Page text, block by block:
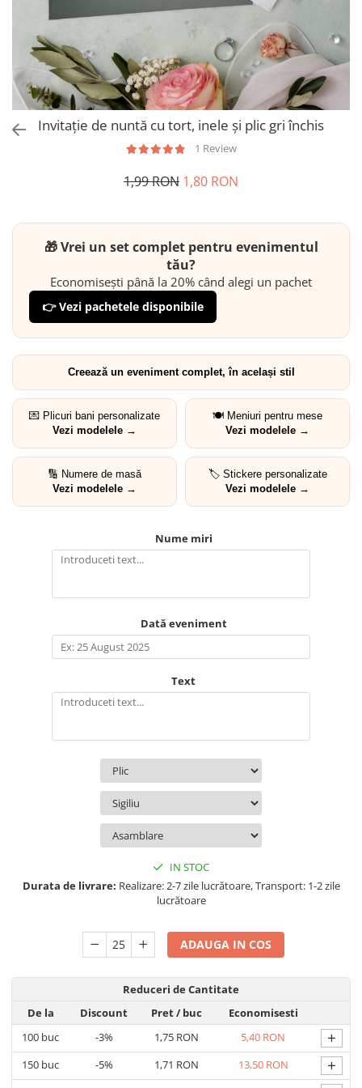
Invitație de nuntă cu tort, inele și plic gri închis
1 Review
1,99 RON 1,80 RON
🎁 Vrei un set complet pentru evenimentul
tău?
Economisești până la 20% când alegi un pachet
👉 Vezi pachetele disponibile
Creează un eveniment complet, în același stil
💌 Plicuri bani personalizate
Vezi modelele →
🍽️ Meniuri pentru mese
Vezi modelele →
🔢 Numere de masă
Vezi modelele →
🏷️ Stickere personalizate
Vezi modelele →
Nume miri
Dată eveniment
Text
IN STOC
Durata de livrare: Realizare: 2-7 zile lucrătoare, Transport: 1-2 zile
lucrătoare
ADAUGA IN COS
Reduceri de Cantitate
De la
Discount Pret/ buc
Economisesti
100 buc -3% 1,75 RON 5,40 RON +
150 buc -5% 1,71 RON 13,50 RON +